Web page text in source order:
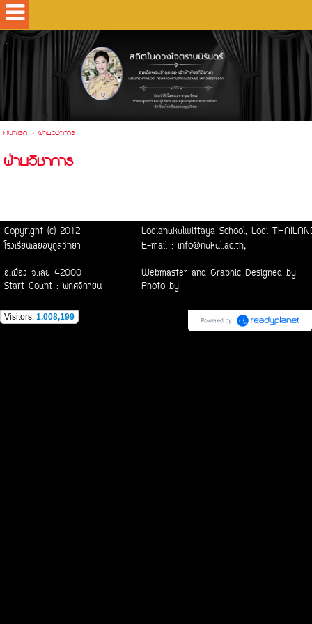
.
หน้าแรก> ฝ่ายวิชาการ
ฝ่ายวิชาการ
Copyright (c) 2012
Loeianukulwittaya School, Loei
โรงเรียนเลยอนุกูลวิทยา
E-mail : info@nukul.ac.th,
อ.เมือง จ.เลย 42000
Start Count : พฤศจิกายน
Webmaster and Graphic Designed by
Photo by
Visitors: 1,008,199